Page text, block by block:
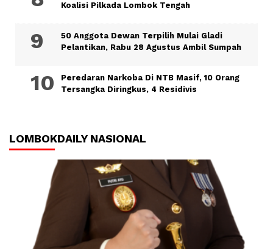
Koalisi Pilkada Lombok Tengah
50 Anggota Dewan Terpilih Mulai Gladi
Pelantikan, Rabu 28 Agustus Ambil Sumpah
Peredaran Narkoba Di NTB Masif, 10 Orang
Tersangka Diringkus, 4 Residivis
LOMBOKDAILY NASIONAL